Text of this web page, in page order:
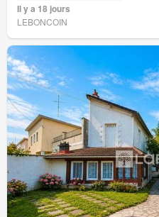
Il y a 18 jours
LEBONCOIN